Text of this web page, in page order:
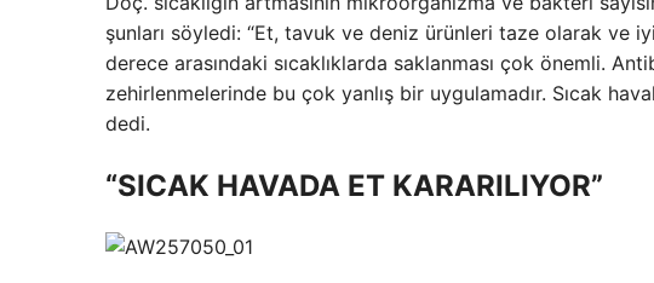
şunları söyledi: “Et, tavuk ve deniz ürünleri taze olarak ve
derece arasındaki sıcaklıklarda saklanması çok önemli.
zehirlenmelerinde bu çok yanlış bir uygulamadır. Sıcak
dedi.
“SICAK HAVADA ET KARARILIYOR”